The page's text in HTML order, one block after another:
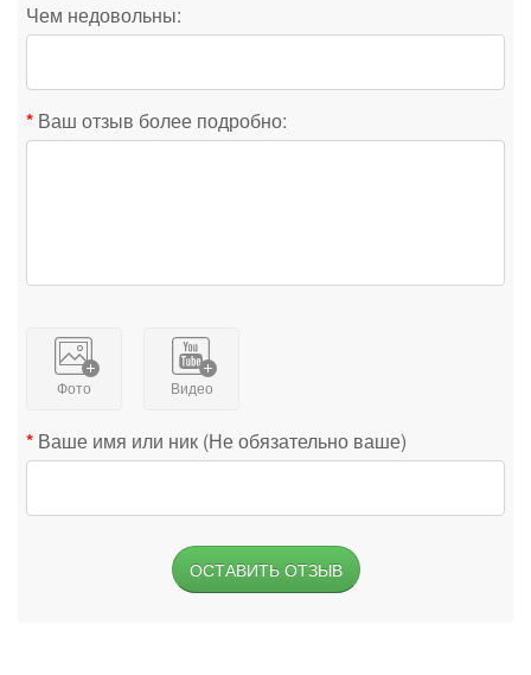
Чем недовольны:
Ваш отзыв более подробно:
Фото Видео
Ваше имя или ник (Не обязательно ваше)
ОСТАВИТЬ ОТЗЫВ